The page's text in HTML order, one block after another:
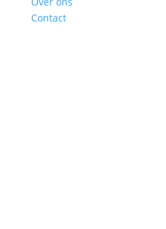
Contact